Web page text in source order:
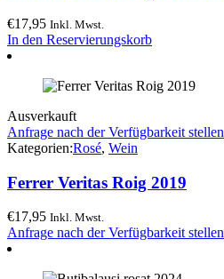
€17,95 Inkl. Mwst.
In den Reservierungskorb
Ausverkauft
Anfrage nach der Verfügbarkeit stellen
Kategorien:Rosé, Wein
Ferrer Veritas Roig 2019
€17,95 Inkl. Mwst.
Anfrage nach der Verfügbarkeit stellen